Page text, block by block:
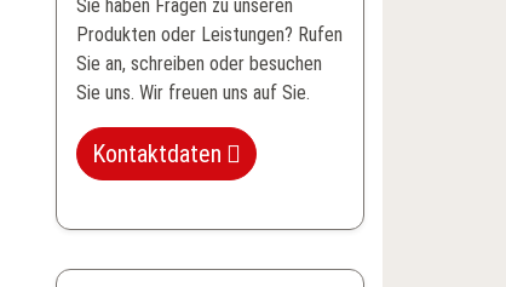
Sie haben Fragen zu unseren
Produkten oder Leistungen? Rufen
Sie an, schreiben oder besuchen
Sie uns. Wir freuen uns auf Sie.
Kontaktdaten